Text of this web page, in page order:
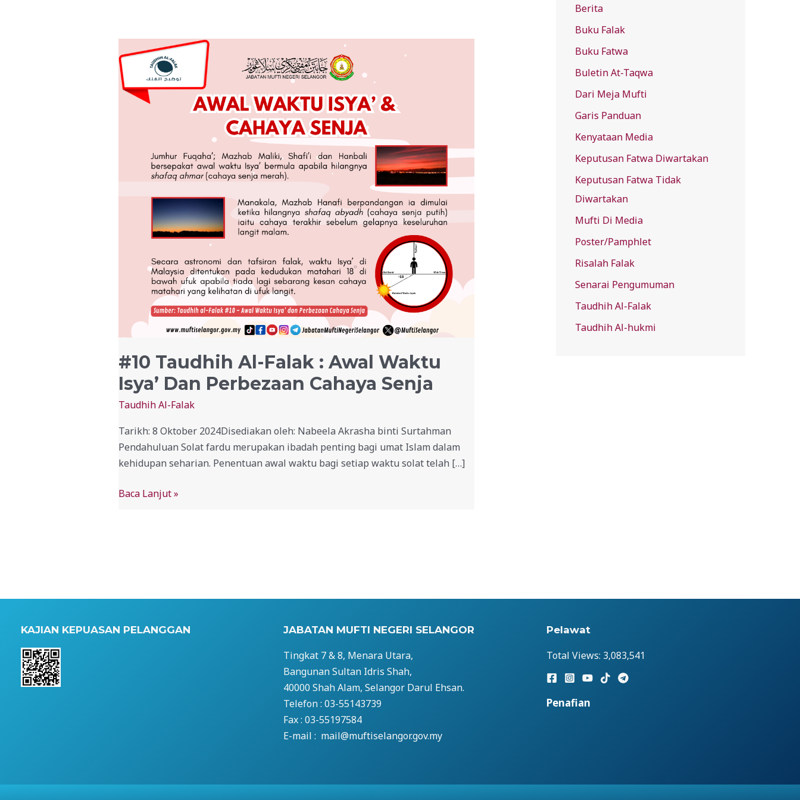
#10 Taudhih Al-Falak : Awal Waktu
Isya’ Dan Perbezaan Cahaya Senja
Taudhih Al-Falak
Tarikh: 8 Oktober 2024Disediakan oleh: Nabeela Akrasha binti Surtahman
Pendahuluan Solat fardu merupakan ibadah penting bagi umat Islam dalam
kehidupan seharian. Penentuan awal waktu bagi setiap waktu solat telah […]
Taudhih
Al-
Falak
Baca Lanjut »
f
o
r
:
Berita
Buku Falak
Buku Fatwa
Buletin At-Taqwa
Dari Meja Mufti
Garis Panduan
Kenyataan Media
Keputusan Fatwa Diwartakan
Keputusan Fatwa Tidak
Diwartakan
Mufti Di Media
Poster/Pamphlet
Risalah Falak
Senarai Pengumuman
Taudhih Al-Falak
Taudhih Al-hukmi
KAJIAN KEPUASAN PELANGGAN JABATAN MUFTI NEGERI SELANGOR
Tingkat 7 & 8, Menara Utara,
Bangunan Sultan Idris Shah,
40000 Shah Alam, Selangor Darul Ehsan.
Telefon : 03-55143739
Fax : 03-55197584
E-mail : mail@muftiselangor.gov.my
Pelawat
Total Views: 3,083,541
Penafian